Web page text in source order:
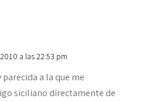
a las 22:53 pm
parecida a la que me
siciliano directamente de